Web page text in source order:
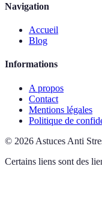
Navigation
Accueil
Blog
Informations
A propos
Contact
Mentions légales
Politique de
© 2026 Astuces Anti
Certains liens sont des